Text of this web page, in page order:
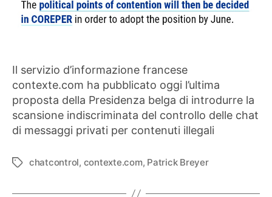
Il servizio d’informazione francese
contexte.com ha pubblicato oggi l’ultima
proposta della Presidenza belga di introdurre la
scansione indiscriminata del controllo delle chat
di messaggi privati per contenuti illegali
Tag chatcontrol, contexte.com, Patrick Breyer